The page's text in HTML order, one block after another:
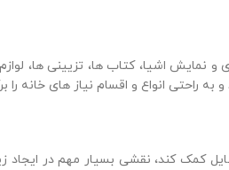
نمایش اشیا، کتاب‌ ها، تزیینی‌ ها،
راحتی انواع و اقسام نیاز های خانه را
کمک کند، نقشی بسیار مهم در ایجاد